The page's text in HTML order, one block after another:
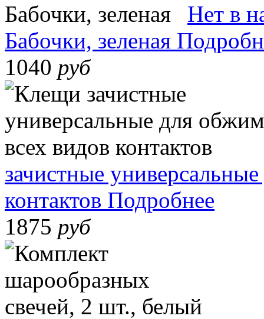
Нет в
Бабочки, зеленая
1040 руб
зачистные
контактов Подробнее
1875 руб